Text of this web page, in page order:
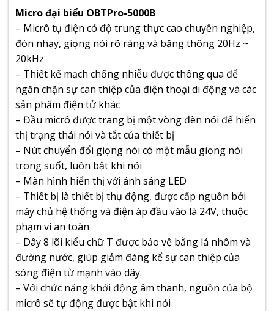
Micro đại biểu OBTPro-5000B
– Micrô tụ điện có độ trung thực cao chuyên nghiệp,
đón nhạy, giọng nói rõ ràng và băng thông 20Hz ~
20kHz
– Thiết kế mạch chống nhiễu được thông qua để
ngăn chặn sự can thiệp của điện thoại di động và các
sản phẩm điện tử khác
– Đầu micrô được trang bị một vòng đèn nói để hiển
thị trạng thái nói và tắt của thiết bị
– Nút chuyển đổi giọng nói có một mẫu giọng nói
trong suốt, luôn bật khi nói
– Màn hình hiển thị với ánh sáng LED
– Thiết bị là thiết bị thụ động, được cấp nguồn bởi
máy chủ hệ thống và điện áp đầu vào là 24V, thuộc
phạm vi an toàn
– Dây 8 lõi kiểu chữ T được bảo vệ bằng lá nhôm và
đường nước, giúp giảm đáng kể sự can thiệp của
sóng điện từ mạnh vào dây.
– Với chức năng khởi động âm thanh, nguồn của bộ
micrô sẽ tự động được bật khi nói